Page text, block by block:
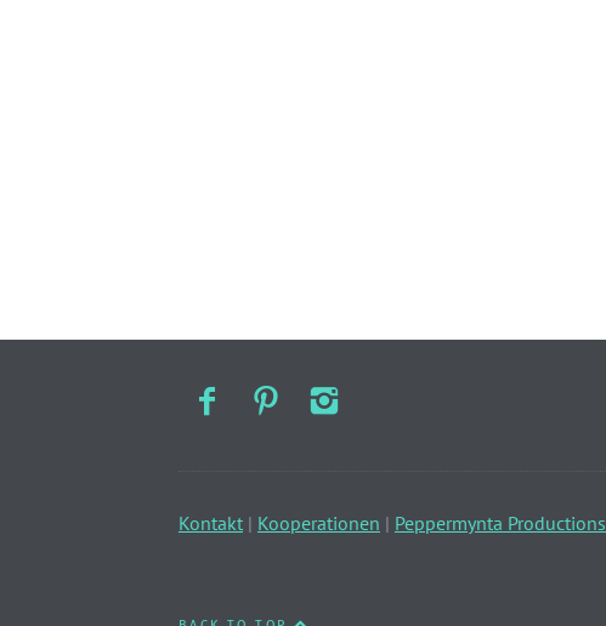
Kontakt | Kooperationen | Peppermynta Productions